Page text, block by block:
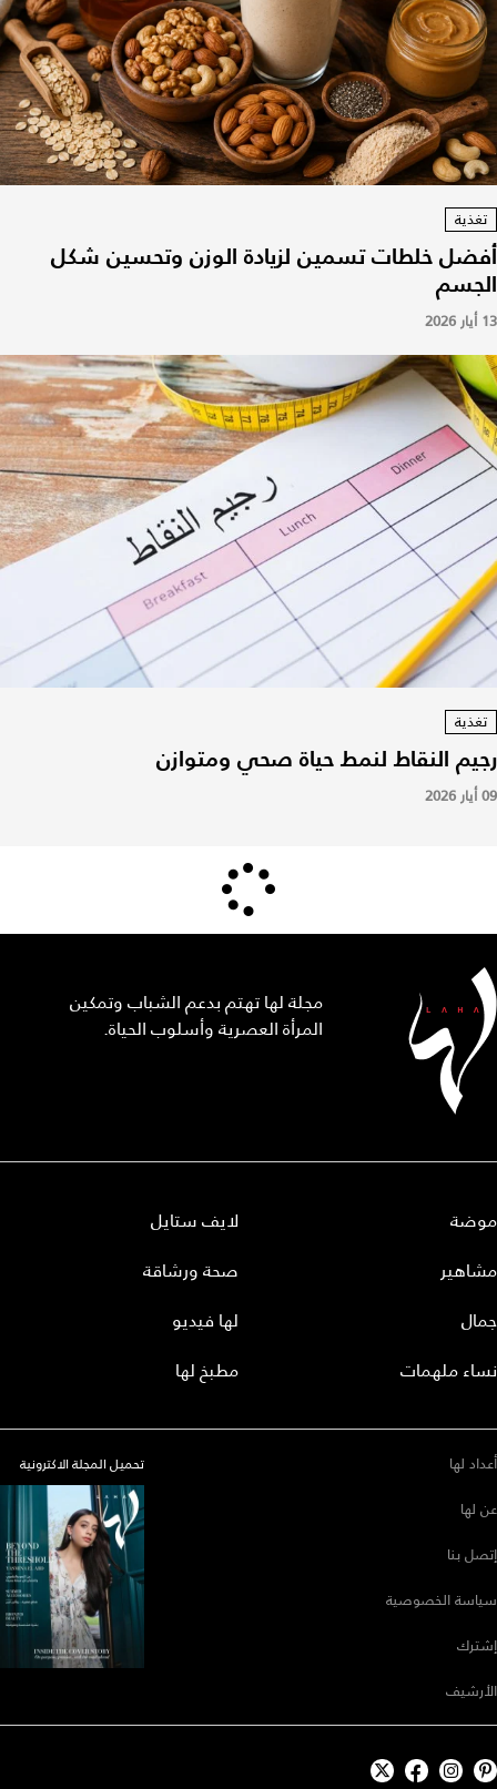
تغذية
أفضل خلطات تسمين لزيادة الوزن وتحسين شكل
الجسم
13 أيار 2026
تغذية
رجيم النقاط لنمط حياة صحي ومتوازن
09 أيار 2026
مجلة لها تهتم بدعم الشباب وتمكين
المرأة العصرية وأسلوب الحياة.
موضة
مشاهير
جمال
نساء ملهمات
لايف ستايل
صحة ورشاقة
لها فيديو
مطبخ لها
أعداد لها
عن لها
إتصل بنا
سياسة الخصوصية
إشترك
الأرشيف
تحميل المجلة الاكترونية